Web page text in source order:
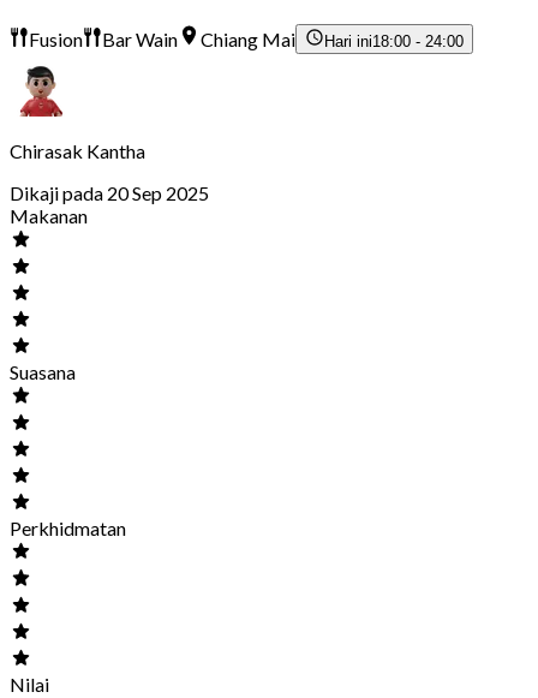
Fusion Bar Wain Chiang Mai Hari ini18:00 - 24:00
Chirasak Kantha
Dikaji pada 20 Sep 2025
Makanan
Suasana
Perkhidmatan
Nilai